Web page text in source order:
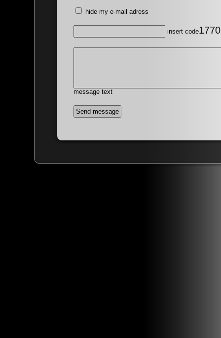
hide my e-mail adress
insert code1770
message text